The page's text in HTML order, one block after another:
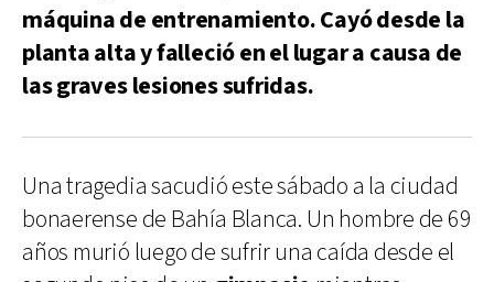
máquina de entrenamiento. Cayó desde la
planta alta y falleció en el lugar a causa de
las graves lesiones sufridas.
Una tragedia sacudió este sábado a la ciudad
bonaerense de Bahía Blanca. Un hombre de 69
años murió luego de sufrir una caída desde el